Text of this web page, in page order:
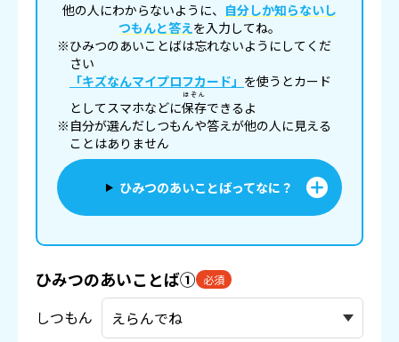
他の人にわからないように、 自分しか知らないし
つもんと答えを入力してね。
※ひみつのあいことばは忘れないようにしてくだ
さい
「キズなんマイプロフカード」 を使うとカード
としてスマホなどに保存
ほぞん
できるよ
※自分が選んだしつもんや答えが他の人に見える
ことはありません
ひみつのあいことばってなに？
ひみつのあいことば① 必須
しつもん